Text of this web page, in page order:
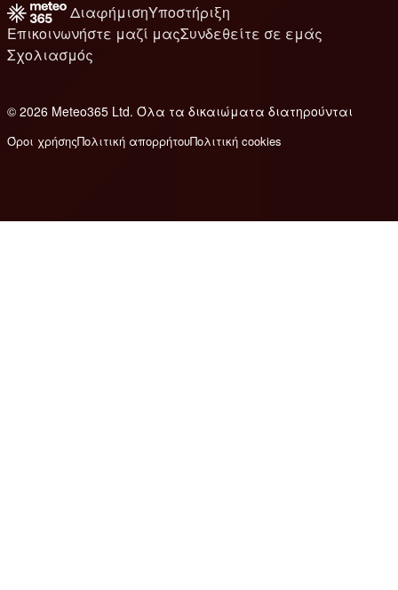
ΔιαφήμισηΥποστήριξη
Επικοινωνήστε μαζί μαςΣυνδεθείτε σε εμάς
Σχολιασμός
© 2026 Meteo365 Ltd. Όλα τα δικαιώματα διατηρούνται
Όροι χρήσηςΠολιτική απορρήτουΠολιτική cookies